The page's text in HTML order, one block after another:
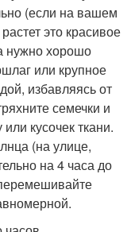
(если на вашем
это красивое
нужно хорошо
или крупное
избавляясь от
семечки и
кусочек ткани.
(на улице,
на 4 часа до